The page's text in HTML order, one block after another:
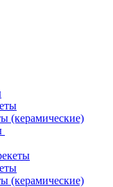
(керамические)
(керамические)